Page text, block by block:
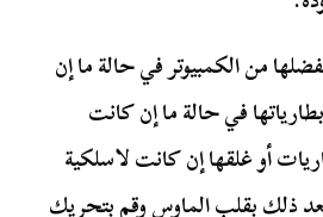
من الكمبيوتر في حالة ما إن
في حالة ما إن كانت
أو غلقها إن كانت لاسلكية
ذلك بقلب الماوس وقم بتحريك